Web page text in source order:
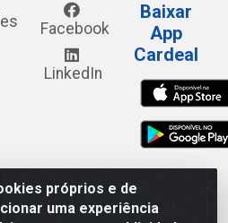
próprios e de
uma experiência
Facebook
LinkedIn
Baixar
App
Cardeal
Alto do Moura, 582 - Alto
PE - CEP 55.040-120 - CNPJ